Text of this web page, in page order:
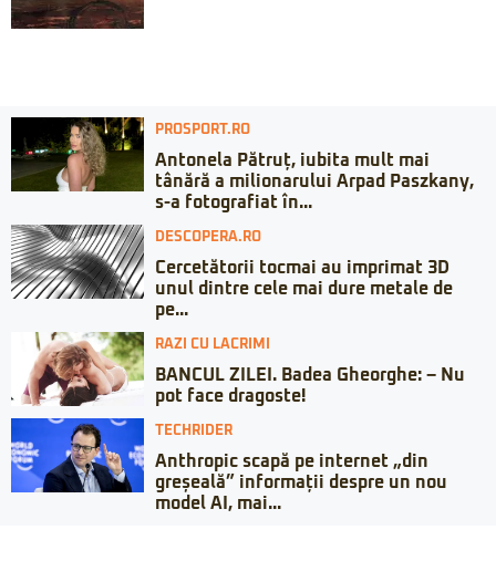
PROSPORT.RO
Antonela Pătruț, iubita mult mai
tânără a milionarului Arpad Paszkany,
s-a fotografiat în...
DESCOPERA.RO
Cercetătorii tocmai au imprimat 3D
unul dintre cele mai dure metale de
pe...
RAZI CU LACRIMI
BANCUL ZILEI. Badea Gheorghe: – Nu
pot face dragoste!
TECHRIDER
Anthropic scapă pe internet „din
greșeală” informații despre un nou
model AI, mai...